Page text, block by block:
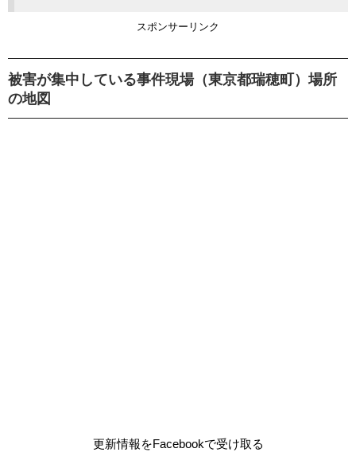
スポンサーリンク
被害が集中している事件現場（東京都瑞穂町）場所
の地図
更新情報をFacebookで受け取る